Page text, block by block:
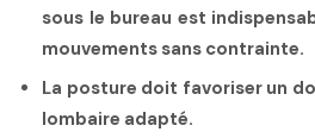
sous le bureau est
mouvements sans contrainte.
La posture doit favoriser un
lombaire adapté.